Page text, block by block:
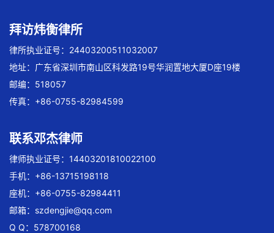
拜访炜衡律所
律所执业证号：24403200511032007
地址：广东省深圳市南山区科发路19号华润置地大厦D座19楼
邮编：518057
传真：+86-0755-82984599
联系邓杰律师
律师执业证号：14403201810022100
手机：+86-13715198118
座机：+86-0755-82984411
邮箱： szdengjie@qq.com
Q Q：578700168